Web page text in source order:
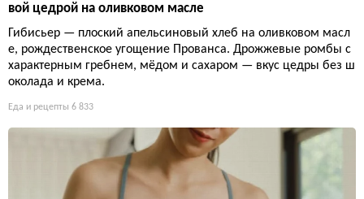
вой цедрой на оливковом масле
Гибисьер — плоский апельсиновый хлеб на оливковом масл
е, рождественское угощение Прованса. Дрожжевые ромбы с
характерным гребнем, мёдом и сахаром — вкус цедры без ш
околада и крема.
Еда и рецепты 6 833